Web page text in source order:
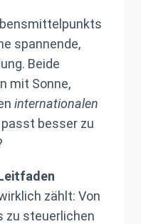
spannende,
Beide
mit Sonne,
internationalen
besser zu
zählt: Von
zu steuerlichen